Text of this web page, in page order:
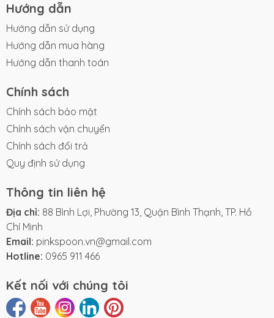
Hướng dẫn
Hướng dẫn sử dụng
Hướng dẫn mua hàng
Hướng dẫn thanh toán
Chính sách
Chính sách bảo mật
Chính sách vận chuyển
Chính sách đổi trả
Quy định sử dụng
Thông tin liên hệ
Địa chỉ: 88 Bình Lợi, Phường 13, Quận Bình Thạnh, TP. Hồ
Chí Minh
Email: pinkspoon.vn@gmail.com
Hotline: 0965 911 466
Kết nối với chúng tôi